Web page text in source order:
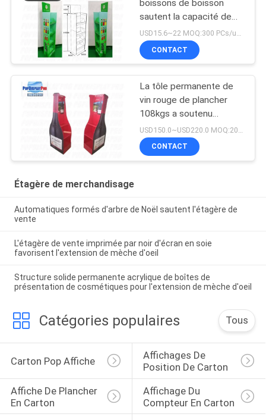
boissons de boisson
sautent la capacité de
participation des rangées
76kgs des présentoirs 5
CONTACT
La tôle permanente de
vin rouge de plancher
108kgs a soutenu
l'étagère de vente
CONTACT
Étagère de merchandisage
Automatiques formés d'arbre de Noël sautent l'étagère de
vente
L'étagère de vente imprimée par noir d'écran en soie
favorisent l'extension de mèche d'oeil
Structure solide permanente acrylique de boîtes de
présentation de cosmétiques pour l'extension de mèche d'oeil
Catégories populaires Tous
Carton Pop Affiche
Affichages De
Position De Carton
Affiche De Plancher
En Carton
Affichage Du
Compteur En Carton